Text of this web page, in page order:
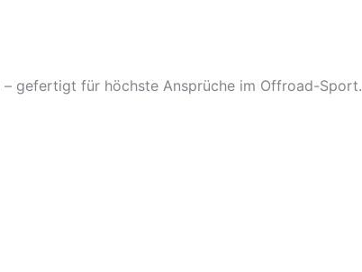
– gefertigt für höchste Ansprüche im Offroad-Sport.